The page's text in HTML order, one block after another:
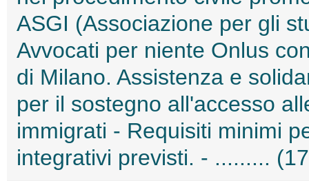
ASGI (Associazione per gli
Avvocati per niente Onlus
di Milano. Assistenza e
per il sostegno all'accesso
immigrati - Requisiti minimi
integrativi previsti. - .........